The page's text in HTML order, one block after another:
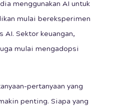
menggunakan AI untuk
mulai bereksperimen
AI. Sektor keuangan,
mulai mengadopsi
pertanyaan yang
penting. Siapa yang